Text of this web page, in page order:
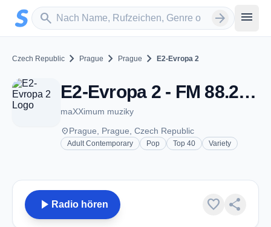
Zum Hauptinhalt springen
search
Sender suchen arrow_forward menu
Czech Republic chevron_right Prague chevron_right Prague chevron_right E2-Evropa 2
E2-Evropa 2 - FM 88.2 - Prague
maXXimum muziky
placePrague, Prague, Czech Republic
Adult Contemporary Pop Top 40 Variety
play_arrow Radio hören favorite share